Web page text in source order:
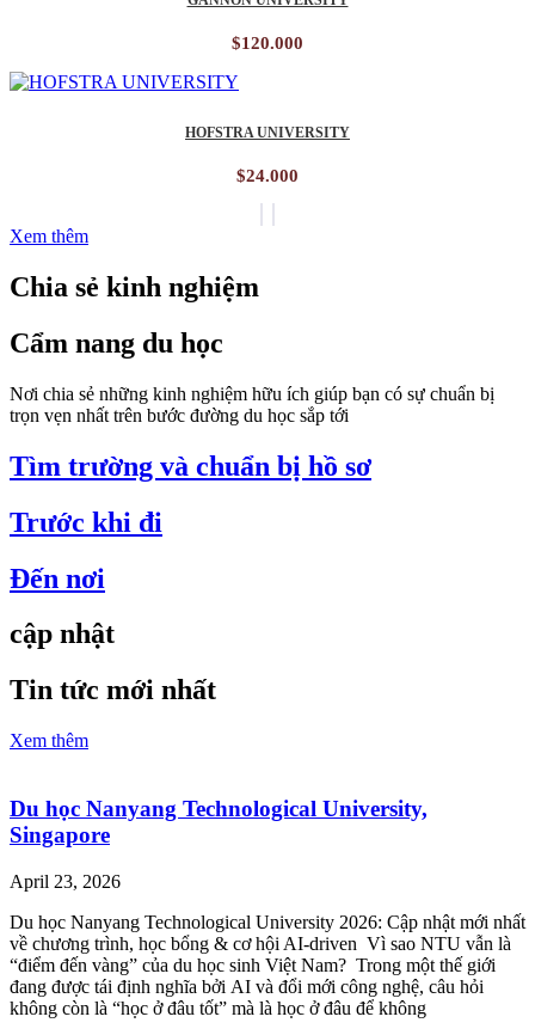
$120.000
HOFSTRA UNIVERSITY
$24.000
Xem thêm
Chia sẻ kinh nghiệm
Cẩm nang du học
Nơi chia sẻ những kinh nghiệm hữu ích giúp bạn có sự chuẩn bị
trọn vẹn nhất trên bước đường du học sắp tới
Tìm trường và chuẩn bị hồ sơ
Trước khi đi
Đến nơi
cập nhật
Tin tức mới nhất
Xem thêm
Du học Nanyang Technological University,
Singapore
April 23, 2026
Du học Nanyang Technological University 2026: Cập nhật mới nhất
về chương trình, học bổng & cơ hội AI-driven Vì sao NTU vẫn là
“điểm đến vàng” của du học sinh Việt Nam? Trong một thế giới
đang được tái định nghĩa bởi AI và đổi mới công nghệ, câu hỏi
không còn là “học ở đâu tốt” mà là học ở đâu để không